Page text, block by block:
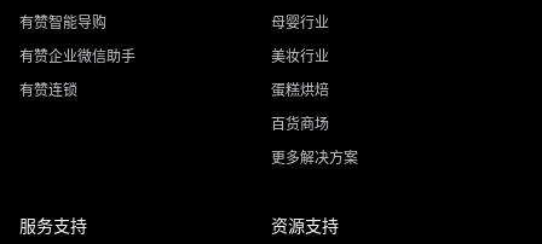
有赞智能导购
有赞企业微信助手
有赞连锁
母婴行业
美妆行业
蛋糕烘焙
百货商场
更多解决方案
服务支持 资源支持